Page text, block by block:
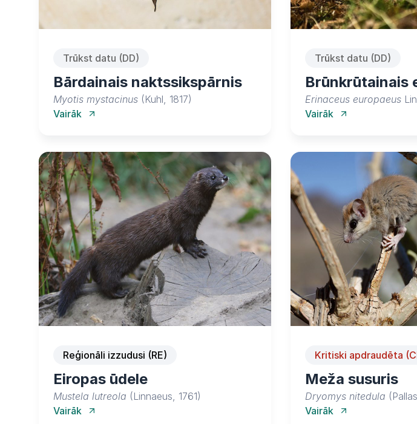
Trūkst datu (DD)
Bārdainais naktssikspārnis
Myotis mystacinus (Kuhl, 1817)
Vairāk
Trūkst datu (DD)
Brūnkrūtainais
Erinaceus europaeus
Vairāk
Reģionāli izzudusi (RE)
Eiropas ūdele
Mustela lutreola (Linnaeus, 1761)
Vairāk
Kritiski apdraudēta
Meža susuris
Dryomys nitedula
Vairāk